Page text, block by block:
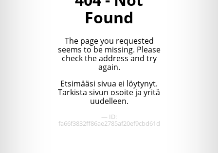
Found
The page you requested
seems to be missing. Please
check the address and try
again.
Etsimääsi sivua ei löytynyt.
Tarkista sivun osoite ja yritä
uudelleen.
— ID:
fa66f3832ff86ae2785af20ef9cbd61d